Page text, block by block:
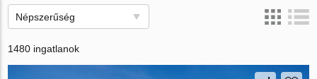
Népszerűség
1480 ingatlanok